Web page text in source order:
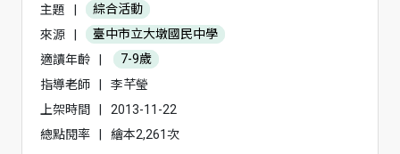
主題
綜合活動
來源
臺中市立大墩國民中學
適讀年齡
7-9歲
指導老師
李芊瑩
上架時間
2013-11-22
總點閱率
繪本2,261次